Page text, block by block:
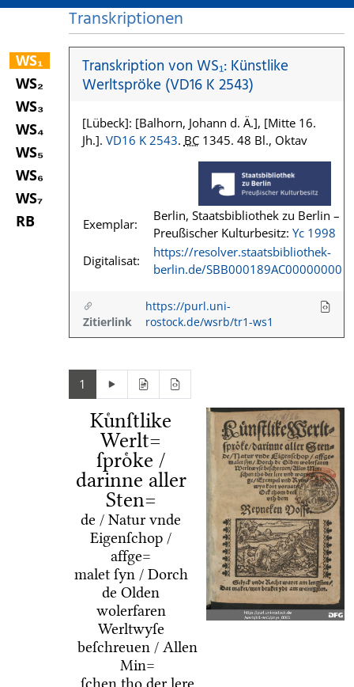
WS₁
WS₂
WS₃
WS₄
WS₅
WS₆
WS₇
RB
Transkriptionen
Transkription von WS₁: Künstlike
Werltspröke (VD16 K 2543)
[Lübeck]: [Balhorn, Johann d. Ä.], [Mitte 16.
Jh.]. VD16 K 2543. BC1345. 48 Bl., Oktav
Exemplar:
Berlin, Staatsbibliothek zu Berlin –
Preußischer Kulturbesitz: Yc 1998
Digitalisat:
https://resolver.staatsbibliothek-
berlin.de/SBB000189AC00000000
Zitierlink
https://purl.uni-
rostock.de/wsrb/tr1-ws1
1
Kuͤnſtlike
Werlt=
ſproͤke /
darinne aller
Sten=
de / Natur vnde
Eigenſchop /
affge=
malet ſyn / Dorch
de Olden
wolerfaren
Werltwyſe
beſchreuen / Allen
Min=